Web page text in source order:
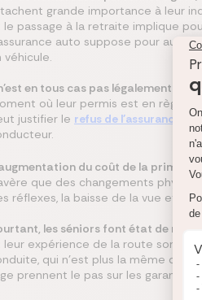
grande importance à leur
le passage à la retraite implique
auto suppose pour autant
véhicule.
en tous cas pas légalement
où leur permis est en règle
justifier le refus de l'assurance
du coût de la prime
que des changements
réflexes, la baisse de la vue et de
les séniors font état de
leur expérience de la route sont
qui n’est plus la même
prennent le pas sur les